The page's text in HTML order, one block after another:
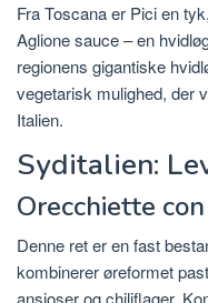
Fra Toscana er Pici en
Aglione sauce – en
regionens gigantiske
vegetarisk mulighed, der
Italien.
Syditalien:
Orecchiette
Denne ret er en fast
kombinerer øreformet
ansjoser og chiliflager.